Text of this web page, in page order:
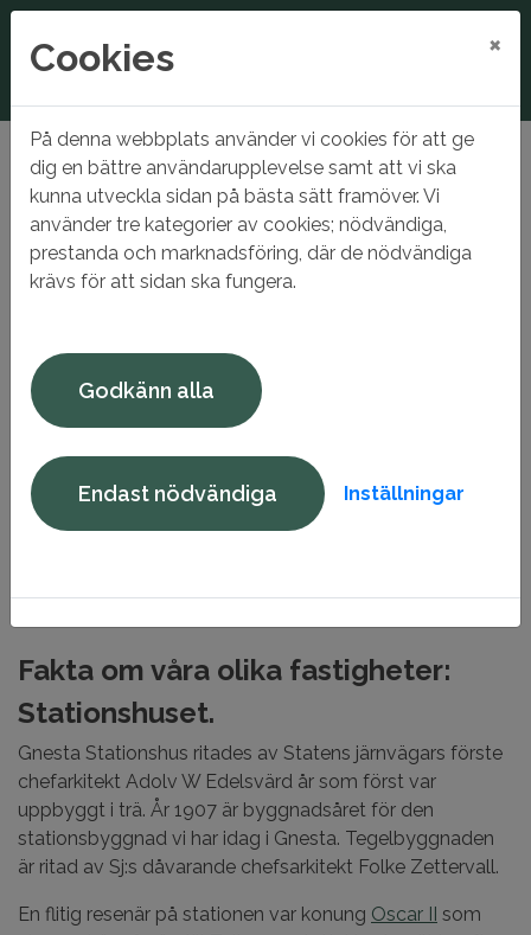
Hem Gnesta Förvaltnings AB Lokaler
Lokaler
Lokaler i Gnesta, Björnlunda och Stjärnhov.
Söker du butikslokal, kontor eller lager? Just nu har vi
inget ledigt.
Fakta om våra olika fastigheter:
Stationshuset.
Gnesta Stationshus ritades av Statens järnvägars förste
chefarkitekt Adolv W Edelsvärd år som först var
uppbyggt i trä. År 1907 är byggnadsåret för den
stationsbyggnad vi har idag i Gnesta. Tegelbyggnaden
är ritad av Sj:s dåvarande chefsarkitekt Folke Zettervall.
En flitig resenär på stationen var konung Oscar II som
Cookies ×
På denna webbplats använder vi cookies för att ge
dig en bättre användarupplevelse samt att vi ska
kunna utveckla sidan på bästa sätt framöver. Vi
använder tre kategorier av cookies; nödvändiga,
prestanda och marknadsföring, där de nödvändiga
krävs för att sidan ska fungera.
Godkänn alla
Endast nödvändiga Inställningar